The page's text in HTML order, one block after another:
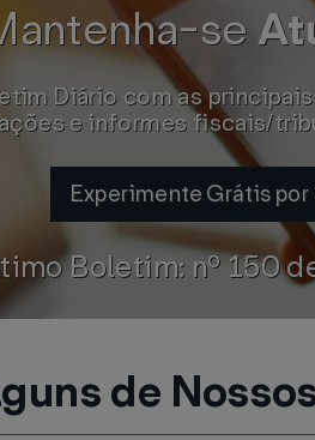
se
Diário com as
e informes fiscais/
Experimente Grátis
Boletim: nº 150
de